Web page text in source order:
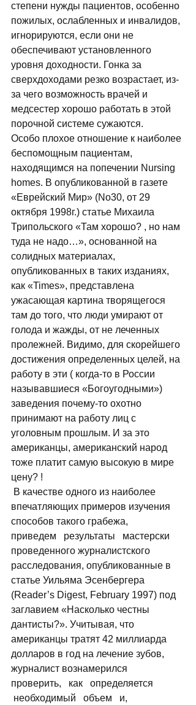
степени нужды пациентов, особенно
пожилых, ослабленных и инвалидов,
игнорируются, если они не
обеспечивают установленного
уровня доходности. Гонка за
сверхдоходами резко возрастает, из-
за чего возможность врачей и
медсестер хорошо работать в этой
порочной системе сужаются.
Особо плохое отношение к наиболее
беспомощным пациентам,
находящимся на попечении Nursing
homes. В опубликованной в газете
«Еврейский Мир» (No30, от 29
октября 1998г.) статье Михаила
Трипольского «Там хорошо? , но нам
туда не надо…», основанной на
солидных материалах,
опубликованных в таких изданиях,
как «Times», представлена
ужасающая картина творящегося
там до того, что люди умирают от
голода и жажды, от не леченных
пролежней. Видимо, для скорейшего
достижения определенных целей, на
работу в эти ( когда-то в России
называвшиеся «Богоугодными»)
заведения почему-то охотно
принимают на работу лиц с
уголовным прошлым. И за это
американцы, американский народ
тоже платит самую высокую в мире
цену? !
В качестве одного из наиболее
впечатляющих примеров изучения
способов такого грабежа,
приведем   результаты   мастерски
проведенного журналистского
расследования, опубликованные в
статье Уильяма Эсенбергера
(Reader’s Digest, February 1997) под
заглавием «Насколько честны
дантисты?». Учитывая, что
американцы тратят 42 миллиарда
долларов в год на лечение зубов,
журналист вознамерился
проверить,   как   определяется
необходимый   объем   и,